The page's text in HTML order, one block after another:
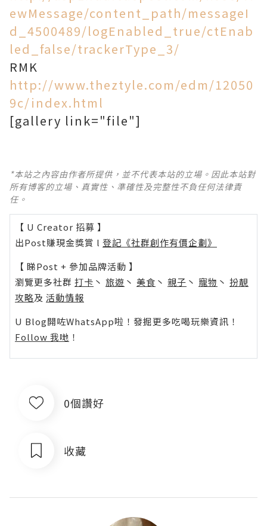
ewMessage/content_path/messageI
d_4500489/logEnabled_true/ctEnab
led_false/trackerType_3/
RMK
http://www.theztyle.com/edm/12050
9c/index.html
[gallery link="file"]
*本站之內容由作者所提供，並不代表本站的立場。因此本站對
所有博客的立場、真實性、準確性及完整性不負任何法律責
任。
【 U Creator 招募 】
出Post賺現金獎賞 l 登記《社群創作有價企劃》
【 睇Post + 參加品牌活動 】
瀏覽更多社群 打卡 丶 旅遊 丶 美食 丶 親子 丶 寵物 丶 扮靚
攻略及 活動情報
U Blog開咗WhatsApp啦！發掘更多吃喝玩樂資訊！
Follow 我哋 ！
0個讚好
收藏